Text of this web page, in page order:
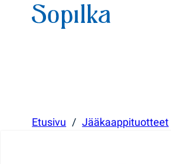
Etusivu / Jääkaappituotteet